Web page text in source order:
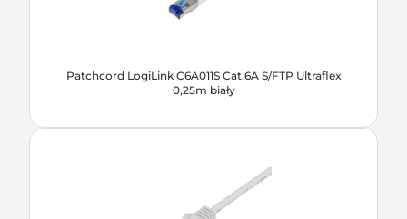
Patchcord LogiLink C6A011S Cat.6A S/FTP Ultraflex
0,25m biały